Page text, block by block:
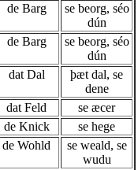
de Barg
se beorg, séo
dún
de Barg
se beorg, séo
dún
dat Dal
þæt dal, se
dene
dat Feld
se æcer
de Knick
se hege
de Wohld
se weald, se
wudu